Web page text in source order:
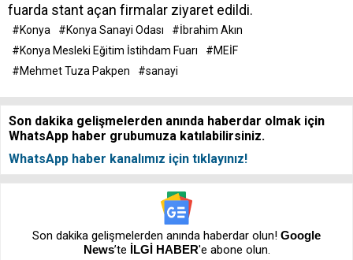
fuarda stant açan firmalar ziyaret edildi.
#Konya #Konya Sanayi Odası
#İbrahim Akın
#Konya Mesleki Eğitim İstihdam Fuarı
#MEİF
#Mehmet Tuza Pakpen
#sanayi
Son dakika gelişmelerden anında haberdar olmak için
WhatsApp haber grubumuza katılabilirsiniz.
WhatsApp haber kanalımız için tıklayınız!
Son dakika gelişmelerden anında haberdar olun! Google
News’te İLGİ HABER'e abone olun.